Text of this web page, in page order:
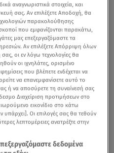
αναγνωριστικά στοιχεία, και
σας. Αν επιλέξετε Αποδοχή, θα
παρακολούθησης
που εμφανίζονται παρακάτω,
μας επεξεργαζόμαστε τα
Αν επιλέξετε Απόρριψη όλων
οι εν λόγω τεχνολογίες θα
οι ιχνηλάτες, ορισμένο
που βλέπετε ενδέχεται να
να επανεμφανίσετε αυτό το
ή να αποσύρετε τη συναίνεσή σας
Διαχείριση προτιμήσεων στο
εικονίδιο στο κάτω
υπάρχει]. Οι επιλογές σας θα τεθούν
λεπτομέρειες ανατρέξτε στην
δεδομένα